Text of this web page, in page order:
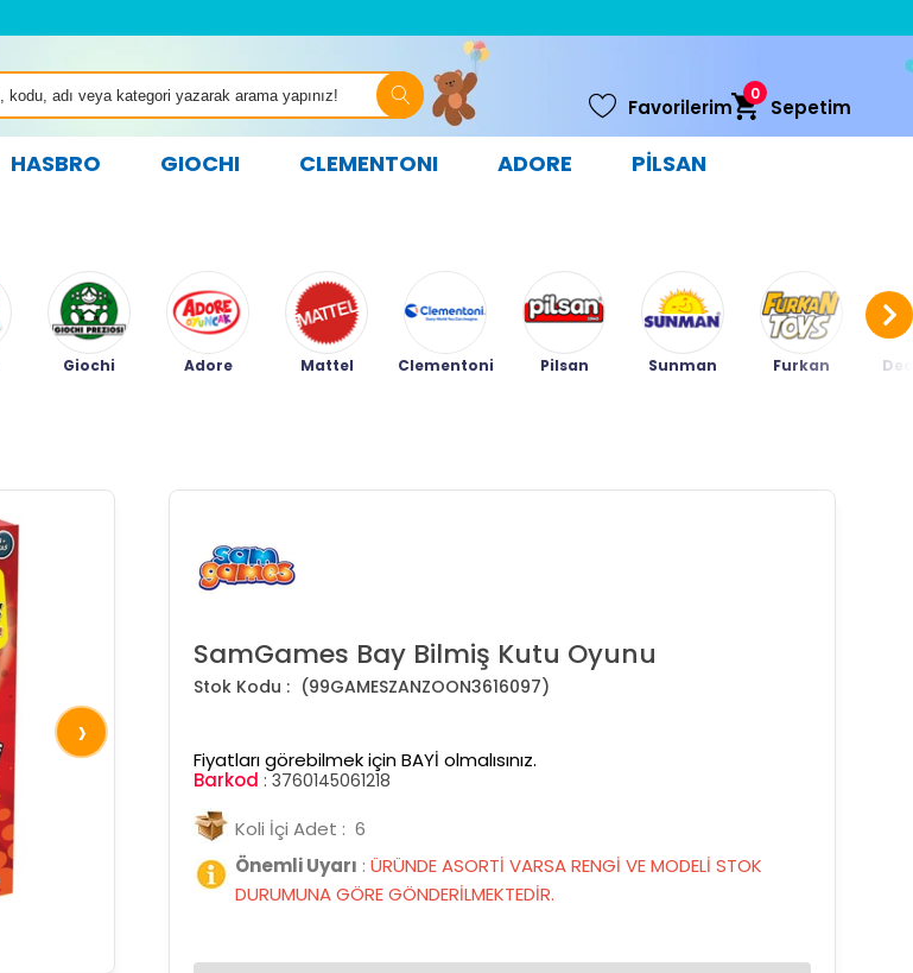
Sepetim
0
HASBRO GIOCHI CLEMENTONI ADORE
PİLSAN
Favorilerim
Giochi Adore Mattel Clementoni Pilsan Sunman Furkan
›
SamGames Bay Bilmiş Kutu Oyunu
(99GAMESZANZOON3616097)
Fiyatları görebilmek için BAYİ olmalısınız.
Barkod : 3760145061218
Koli İçi Adet : 6
Önemli Uyarı : ÜRÜNDE ASORTİ VARSA RENGİ VE MODELİ STOK
DURUMUNA GÖRE GÖNDERİLMEKTEDİR.